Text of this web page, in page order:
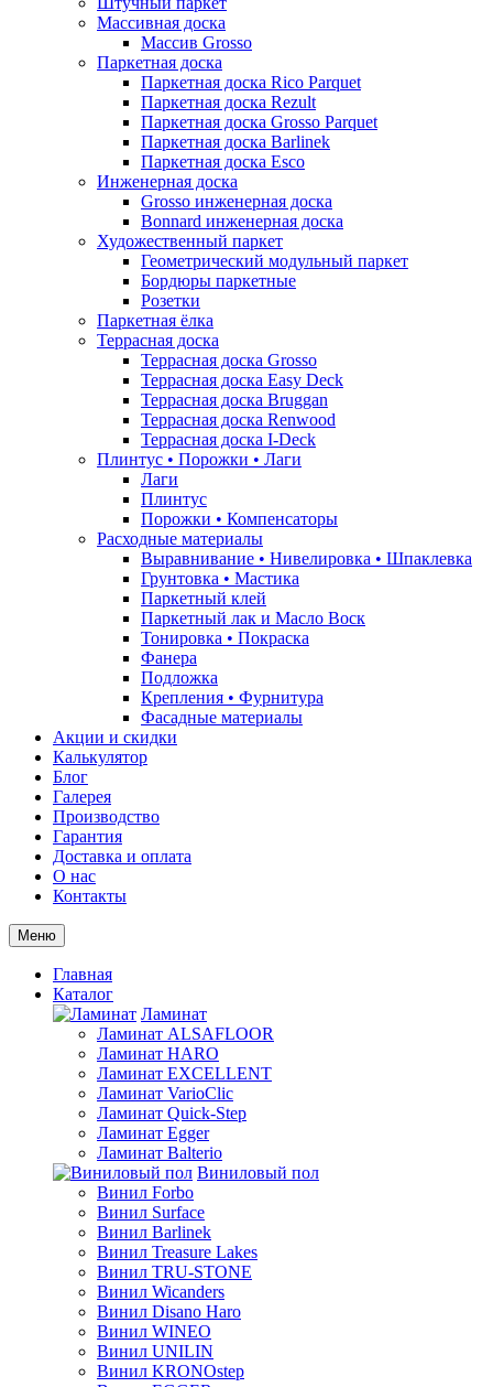
Массивная доска
Массив Grosso
Паркетная доска
Паркетная доска Rico Parquet
Паркетная доска Rezult
Паркетная доска Grosso Parquet
Паркетная доска Barlinek
Паркетная доска Esco
Инженерная доска
Grosso инженерная доска
Bonnard инженерная доска
Художественный паркет
Геометрический модульный паркет
Бордюры паркетные
Розетки
Паркетная ёлка
Террасная доска
Террасная доска Grosso
Террасная доска Easy Deck
Террасная доска Bruggan
Террасная доска Renwood
Террасная доска I-Deck
Плинтус • Порожки • Лаги
Лаги
Плинтус
Порожки • Компенсаторы
Расходные материалы
Выравнивание • Нивелировка • Шпаклевка
Грунтовкa • Мастика
Паркетный клей
Паркетный лак и Масло Воск
Тонировка • Покраска
Фанера
Подложка
Крепления • Фурнитура
Фасадные материалы
Акции и скидки
Калькулятор
Блог
Галерея
Производство
Гарантия
Доставка и оплата
О нас
Контакты
Меню
Главная
Каталог
Ламинат
Ламинат ALSAFLOOR
Ламинат HARO
Ламинат EXCELLENT
Ламинат VarioClic
Ламинат Quick-Step
Ламинат Egger
Ламинат Balterio
Виниловый пол
Винил Forbo
Винил Surface
Винил Barlinek
Винил Treasure Lakes
Винил TRU-STONE
Винил Wicanders
Винил Disano Haro
Винил WINEO
Винил UNILIN
Винил KRONOstep